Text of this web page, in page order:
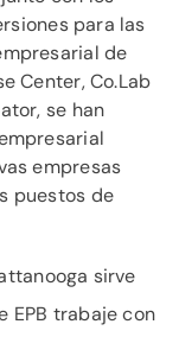
para las
de
Center, Co.Lab
se han
empresas
puestos de
sirve
EPB trabaje con